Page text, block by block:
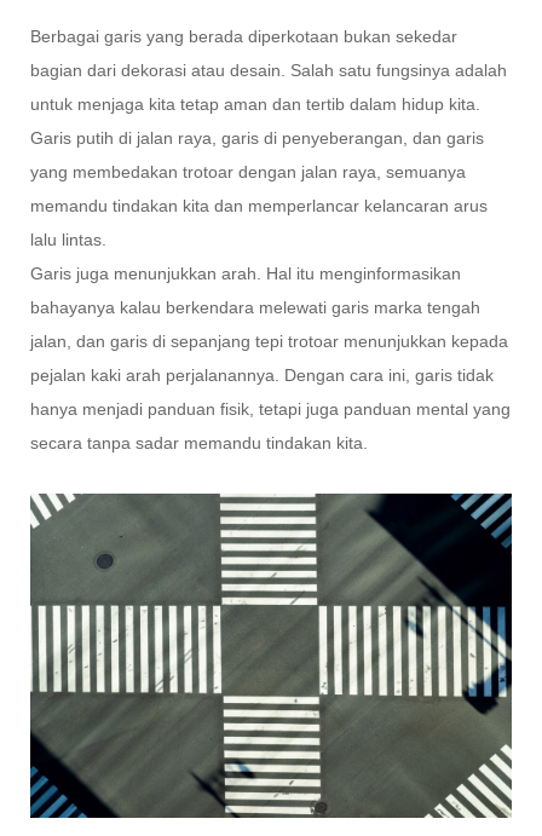
Berbagai garis yang berada diperkotaan bukan sekedar
bagian dari dekorasi atau desain. Salah satu fungsinya adalah
untuk menjaga kita tetap aman dan tertib dalam hidup kita.
Garis putih di jalan raya, garis di penyeberangan, dan garis
yang membedakan trotoar dengan jalan raya, semuanya
memandu tindakan kita dan memperlancar kelancaran arus
lalu lintas.
Garis juga menunjukkan arah. Hal itu menginformasikan
bahayanya kalau berkendara melewati garis marka tengah
jalan, dan garis di sepanjang tepi trotoar menunjukkan kepada
pejalan kaki arah perjalanannya. Dengan cara ini, garis tidak
hanya menjadi panduan fisik, tetapi juga panduan mental yang
secara tanpa sadar memandu tindakan kita.